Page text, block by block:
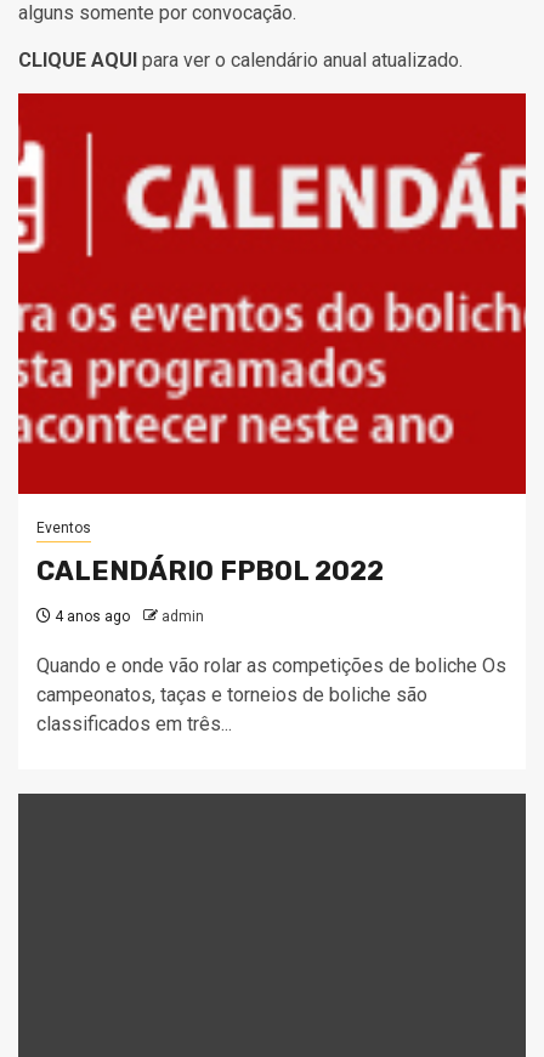
alguns somente por convocação.
CLIQUE AQUI para ver o calendário anual atualizado.
Eventos
CALENDÁRIO FPBOL 2022
4 anos ago admin
Quando e onde vão rolar as competições de boliche Os
campeonatos, taças e torneios de boliche são
classificados em três...